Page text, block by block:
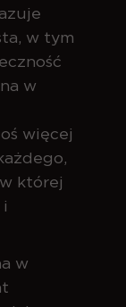
w tym
w
więcej
której
w